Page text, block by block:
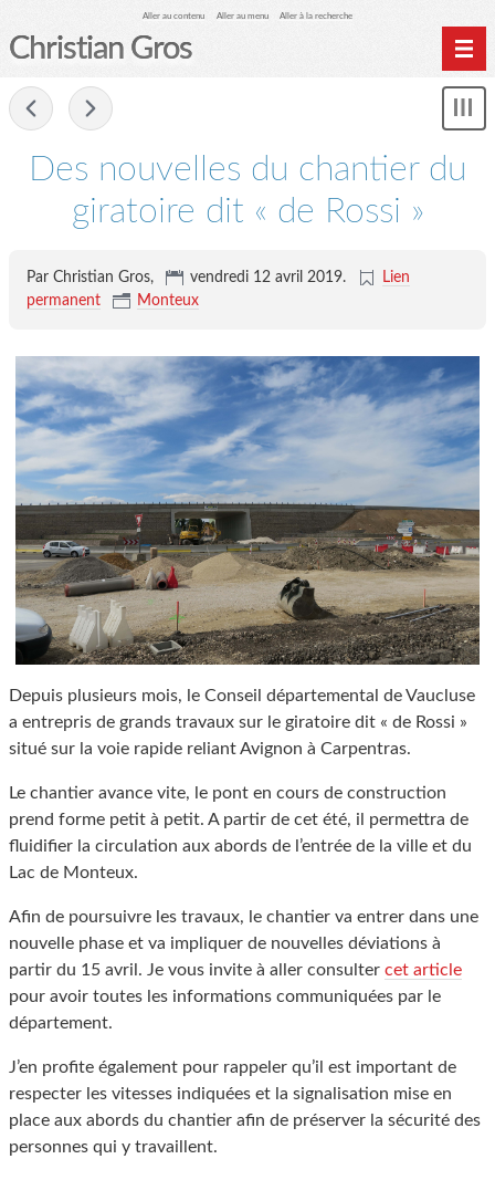
Aller au contenu Aller au menu Aller à la recherche
Christian Gros
Des nouvelles du chantier du
giratoire dit « de Rossi »
Par Christian Gros, vendredi 12 avril 2019.
Lien
permanent
Monteux
Depuis plusieurs mois, le Conseil départemental de Vaucluse
a entrepris de grands travaux sur le giratoire dit « de Rossi »
situé sur la voie rapide reliant Avignon à Carpentras.
Le chantier avance vite, le pont en cours de construction
prend forme petit à petit. A partir de cet été, il permettra de
fluidifier la circulation aux abords de l’entrée de la ville et du
Lac de Monteux.
Afin de poursuivre les travaux, le chantier va entrer dans une
nouvelle phase et va impliquer de nouvelles déviations à
partir du 15 avril. Je vous invite à aller consulter cet article
pour avoir toutes les informations communiquées par le
département.
J’en profite également pour rappeler qu’il est important de
respecter les vitesses indiquées et la signalisation mise en
place aux abords du chantier afin de préserver la sécurité des
personnes qui y travaillent.